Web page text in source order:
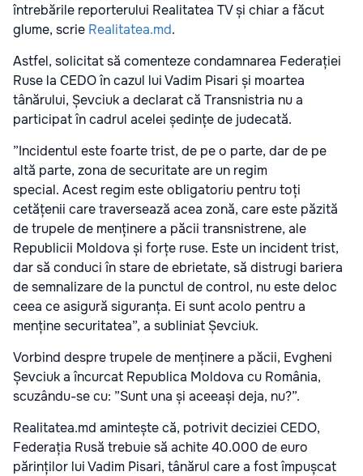
întrebările reporterului Realitatea TV și chiar a făcut
glume, scrie Realitatea.md.
Astfel, solicitat să comenteze condamnarea Federației
Ruse la CEDO în cazul lui Vadim Pisari și moartea
tânărului, Șevciuk a declarat că Transnistria nu a
participat în cadrul acelei ședințe de judecată.
”Incidentul este foarte trist, de pe o parte, dar de pe
altă parte, zona de securitate are un regim
special. Acest regim este obligatoriu pentru toți
cetățenii care traversează acea zonă, care este păzită
de trupele de menținere a păcii transnistrene, ale
Republicii Moldova și forțe ruse. Este un incident trist,
dar să conduci în stare de ebrietate, să distrugi bariera
de semnalizare de la punctul de control, nu este deloc
ceea ce asigură siguranța. Ei sunt acolo pentru a
menține securitatea”, a subliniat Șevciuk.
Vorbind despre trupele de menținere a păcii, Evgheni
Șevciuk a încurcat Republica Moldova cu România,
scuzându-se cu: ”Sunt una și aceeași deja, nu?”.
Realitatea.md amintește că, potrivit deciziei CEDO,
Federația Rusă trebuie să achite 40.000 de euro
părinților lui Vadim Pisari, tânărul care a fost împușcat